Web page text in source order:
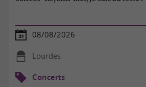
08/08/2026
Lourdes
Concerts